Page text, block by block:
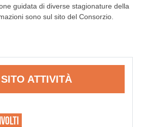
guidata di diverse stagionature della
sono sul sito del Consorzio.
SITO ATTIVITÀ